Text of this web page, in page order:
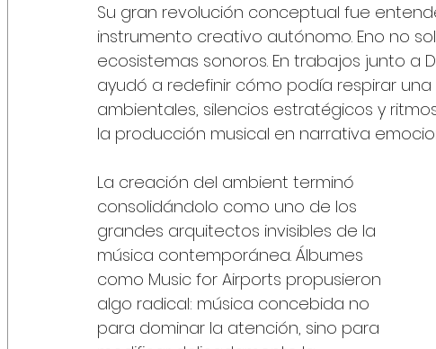
Su gran revolución conceptual fue
instrumento creativo autónomo. Eno no
ecosistemas sonoros. En trabajos junto a
ayudó a redefinir cómo podía respirar
ambientales, silencios estratégicos y
la producción musical en narrativa
La creación del ambient terminó
consolidándolo como uno de los
grandes arquitectos invisibles de la
música contemporánea. Álbumes
como Music for Airports propusieron
algo radical: música concebida no
para dominar la atención, sino para